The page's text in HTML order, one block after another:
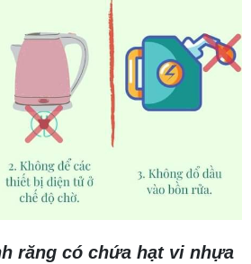
răng có chứa hạt vi nhựa